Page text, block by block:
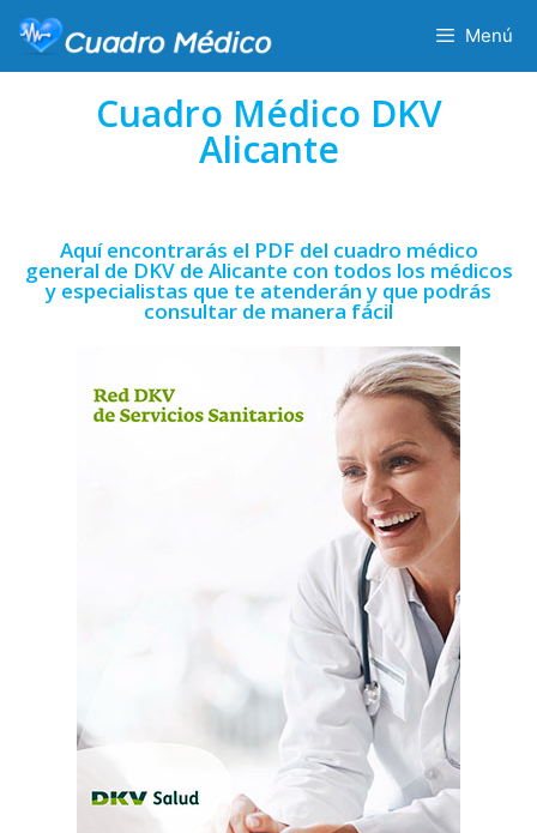
Menú
Cuadro Médico DKV
Alicante
Aquí encontrarás el PDF del cuadro médico
general de DKV de Alicante con todos los médicos
y especialistas que te atenderán y que podrás
consultar de manera fácil